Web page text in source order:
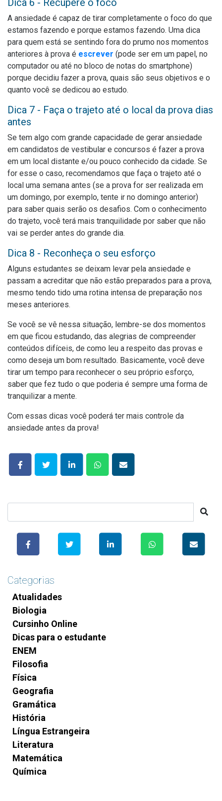
A ansiedade é capaz de tirar completamente o foco do que
estamos fazendo e porque estamos fazendo. Uma dica
para quem está se sentindo fora do prumo nos momentos
anteriores à prova é escrever (pode ser em um papel, no
computador ou até no bloco de notas do smartphone)
porque decidiu fazer a prova, quais são seus objetivos e o
quanto você se dedicou ao estudo.
Dica 7 - Faça o trajeto até o local da prova dias
antes
Se tem algo com grande capacidade de gerar ansiedade
em candidatos de vestibular e concursos é fazer a prova
em um local distante e/ou pouco conhecido da cidade. Se
for esse o caso, recomendamos que faça o trajeto até o
local uma semana antes (se a prova for ser realizada em
um domingo, por exemplo, tente ir no domingo anterior)
para saber quais serão os desafios. Com o conhecimento
do trajeto, você terá mais tranquilidade por saber que não
vai se perder antes do grande dia.
Dica 8 - Reconheça o seu esforço
Alguns estudantes se deixam levar pela ansiedade e
passam a acreditar que não estão preparados para a prova,
mesmo tendo tido uma rotina intensa de preparação nos
meses anteriores.
Se você se vê nessa situação, lembre-se dos momentos
em que ficou estudando, das alegrias de compreender
conteúdos difíceis, de como leu a respeito das provas e
como deseja um bom resultado. Basicamente, você deve
tirar um tempo para reconhecer o seu próprio esforço,
saber que fez tudo o que poderia é sempre uma forma de
tranquilizar a mente.
Com essas dicas você poderá ter mais controle da
ansiedade antes da prova!
Categorias
Atualidades
Biologia
Cursinho Online
Dicas para o estudante
ENEM
Filosofia
Física
Geografia
Gramática
História
Língua Estrangeira
Literatura
Matemática
Química